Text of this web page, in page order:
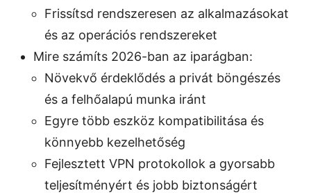
Frissítsd rendszeresen az alkalmazásokat
és az operációs rendszereket
Mire számíts 2026-ban az iparágban:
Növekvő érdeklődés a privát böngészés
és a felhőalapú munka iránt
Egyre több eszköz kompatibilitása és
könnyebb kezelhetőség
Fejlesztett VPN protokollok a gyorsabb
teljesítményért és jobb biztonságért